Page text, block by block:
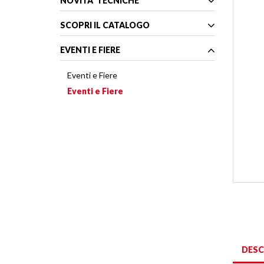
SCOPRI IL CATALOGO
EVENTI E FIERE
Eventi e Fiere
Eventi e Fiere